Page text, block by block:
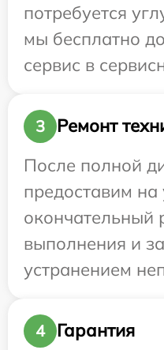
потребуется
мы бесплатно
сервис в
3
Ремонт
После полной
предоставим
окончательный
выполнения и
устранением
4 Гарантия